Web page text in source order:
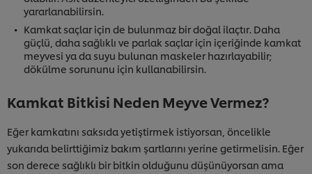
yararlanabilirsin.
Kamkat saçlar için de bulunmaz bir doğal ilaçtır. Daha
güçlü, daha sağlıklı ve parlak saçlar için içeriğinde kamkat
meyvesi ya da suyu bulunan maskeler hazırlayabilir;
dökülme sorununu için kullanabilirsin.
Kamkat Bitkisi Neden Meyve Vermez?
Eğer kamkatını saksıda yetiştirmek istiyorsan, öncelikle
yukarıda belirttiğimiz bakım şartlarını yerine getirmelisin. Eğer
son derece sağlıklı bir bitkin olduğunu düşünüyorsan ama